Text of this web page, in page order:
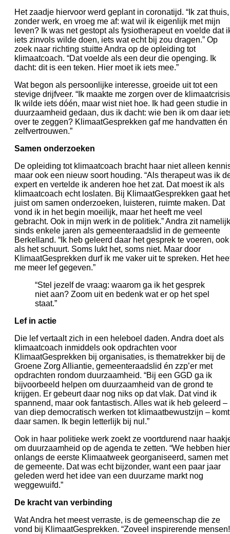
Het zaadje hiervoor werd geplant in coronatijd. “Ik zat thuis,
zonder werk, en vroeg me af: wat wil ik eigenlijk met mijn
leven? Ik was net gestopt als fysiotherapeut en voelde dat
iets zinvols wilde doen, iets wat echt bij zou dragen.” Op
zoek naar richting stuitte Andra op de opleiding tot
klimaatcoach. “Dat voelde als een deur die openging. Ik
dacht: dit is een teken. Hier moet ik iets mee.”
Wat begon als persoonlijke interesse, groeide uit tot een
stevige drijfveer. “Ik maakte me zorgen over de
Ik wilde iets dóén, maar wist niet hoe. Ik had geen studie in
duurzaamheid gedaan, dus ik dacht: wie ben ik om daar
over te zeggen? KlimaatGesprekken gaf me handvatten én
zelfvertrouwen.”
Samen onderzoeken
De opleiding tot klimaatcoach bracht haar niet alleen
maar ook een nieuw soort houding. “Als therapeut was ik
expert en vertelde ik anderen hoe het zat. Dat moest ik als
klimaatcoach echt loslaten. Bij KlimaatGesprekken gaat het
juist om samen onderzoeken, luisteren, ruimte maken. Dat
vond ik in het begin moeilijk, maar het heeft me veel
gebracht. Ook in mijn werk in de politiek.” Andra zit namelijk
sinds enkele jaren als gemeenteraadslid in de gemeente
Berkelland. “Ik heb geleerd daar het gesprek te voeren, ook
als het schuurt. Soms lukt het, soms niet. Maar door
KlimaatGesprekken durf ik me vaker uit te spreken. Het
me meer lef gegeven.”
“Stel jezelf de vraag: waarom ga ik het gesprek
niet aan? Zoom uit en bedenk wat er op het spel
staat.”
Lef in actie
Die lef vertaalt zich in een heleboel daden. Andra doet als
klimaatcoach inmiddels ook opdrachten voor
KlimaatGesprekken bij organisaties, is thematrekker bij de
Groene Zorg Alliantie, gemeenteraadslid én zzp’er met
opdrachten rondom duurzaamheid. “Bij een GGD ga ik
bijvoorbeeld helpen om duurzaamheid van de grond te
krijgen. Er gebeurt daar nog niks op dat vlak. Dat vind ik
spannend, maar ook fantastisch. Alles wat ik heb geleerd –
van diep democratisch werken tot klimaatbewustzijn – komt
daar samen. Ik begin letterlijk bij nul.”
Ook in haar politieke werk zoekt ze voortdurend naar
om duurzaamheid op de agenda te zetten. “We hebben hier
onlangs de eerste Klimaatweek georganiseerd, samen met
de gemeente. Dat was echt bijzonder, want een paar jaar
geleden werd het idee van een duurzame markt nog
weggewuifd.”
De kracht van verbinding
Wat Andra het meest verraste, is de gemeenschap die ze
vond bij KlimaatGesprekken. “Zoveel inspirerende mensen!